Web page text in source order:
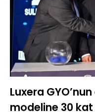
Luxera
modeline 30